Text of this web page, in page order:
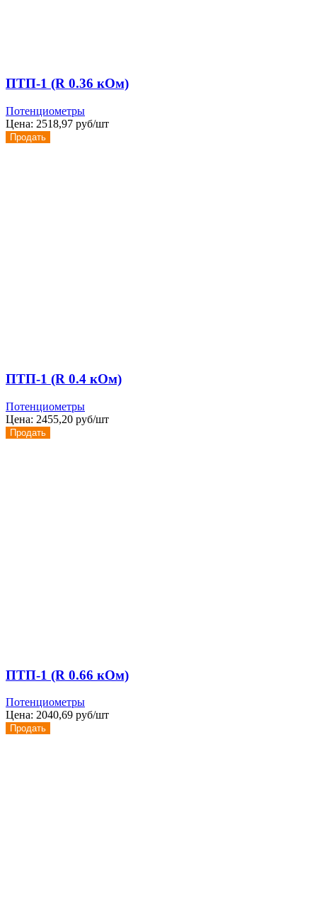
ПТП-1 (R 0.36 кОм)
Потенциометры
Цена: 2518,97 руб/шт
Продать
ПТП-1 (R 0.4 кОм)
Потенциометры
Цена: 2455,20 руб/шт
Продать
ПТП-1 (R 0.66 кОм)
Потенциометры
Цена: 2040,69 руб/шт
Продать